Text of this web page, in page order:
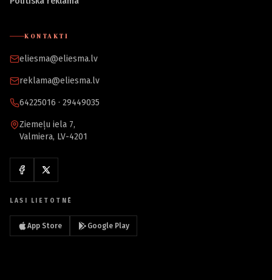
KONTAKTI
eliesma@eliesma.lv
reklama@eliesma.lv
64225016 · 29449035
Ziemeļu iela 7,
Valmiera, LV-4201
LASI LIETOTNĒ
App Store Google Play